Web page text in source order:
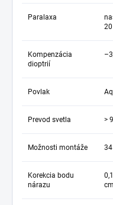
Paralaxa
Kompenzácia
dioptrií
Povlak
Prevod svetla >
Možnosti montáže
Korekcia bodu
nárazu